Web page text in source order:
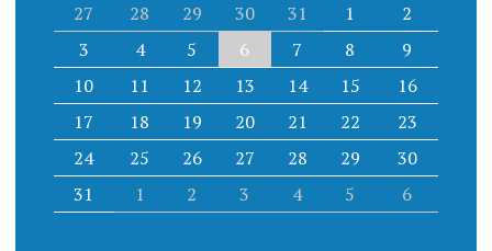
27
28 29 30 31 1
2
3
4 5 6 7 8
9
10
11 12 13 14 15
16
17
18 19 20 21 22
23
24
25 26 27 28 29
30
31
1 2 3 4 5 6